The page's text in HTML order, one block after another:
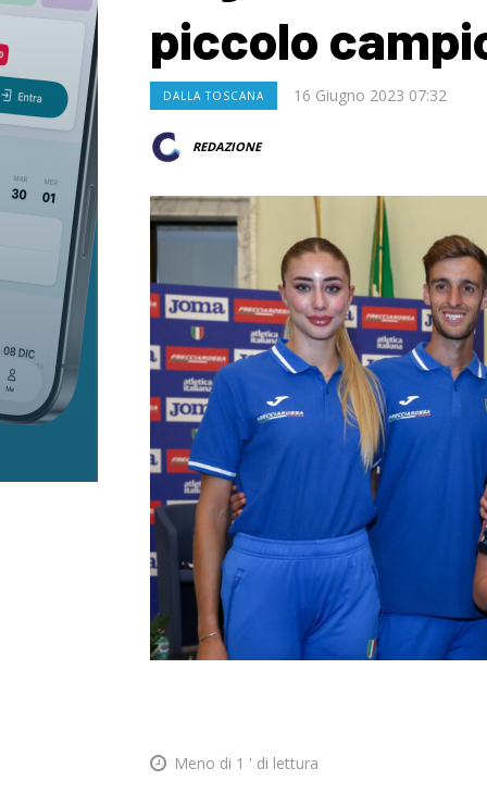
piccolo
DALLA TOSCANA 16 Giugno 2023 07:32
REDAZIONE
Meno di 1 ' di lettura